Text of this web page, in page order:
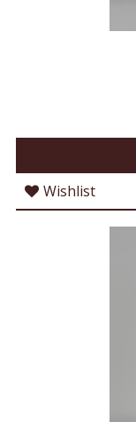
Wishlist